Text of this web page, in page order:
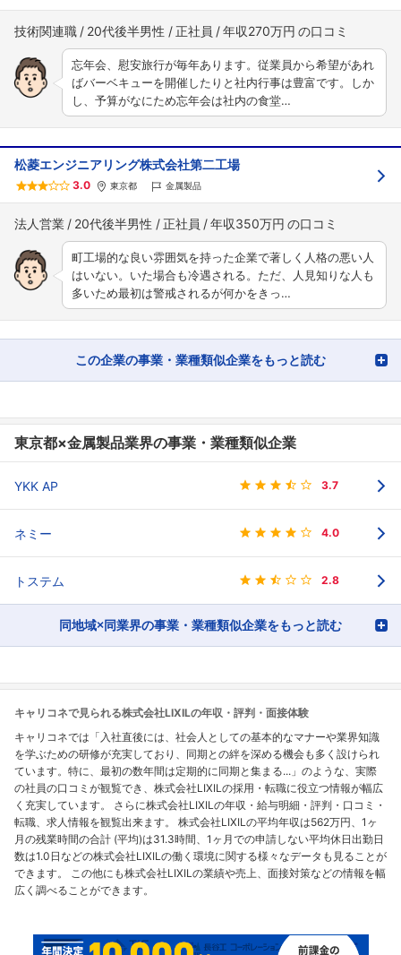
技術関連職 20代後半男性 正社員 年収270万円
忘年会、慰安旅行が毎年あります。従業員から希望があれ
ばバーベキューを開催したりと社内行事は豊富です。しか
し、予算がなにため忘年会は社内の食堂…
松菱エンジニアリング株式会社第二工場
3.0 東京都 金属製品
法人営業 20代後半男性 正社員 年収350万円
町工場的な良い雰囲気を持った企業で著しく人格の悪い人
はいない。いた場合も冷遇される。ただ、人見知りな人も
多いため最初は警戒されるが何かをきっ…
この企業の事業・業種類似企業をもっと読む
東京都×金属製品業界の事業・業種類似企業
YKK AP 3.7
ネミー 4.0
トステム 2.8
同地域×同業界の事業・業種類似企業をもっと読む
キャリコネで見られる株式会社LIXILの年収・評判・面接体験
キャリコネでは「入社直後には、社会人としての基本的なマナーや業界知識
を学ぶための研修が充実しており、同期との絆を深める機会も多く設けられ
ています。特に、最初の数年間は定期的に同期と集まる...」のような、実際
の社員の口コミが観覧でき、株式会社LIXILの採用・転職に役立つ情報が幅広
く充実しています。 さらに株式会社LIXILの年収・給与明細・評判・口コミ・
転職、求人情報を観覧出来ます。 株式会社LIXILの平均年収は562万円、1ヶ
月の残業時間の合計 (平均)は31.3時間、1ヶ月での申請しない平均休日出勤日
数は1.0日などの株式会社LIXILの働く環境に関する様々なデータも見ることが
できます。 この他にも株式会社LIXILの業績や売上、面接対策などの情報を幅
広く調べることができます。